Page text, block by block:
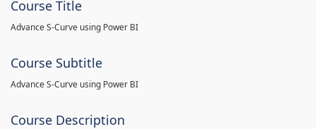
Course Title
Advance S-Curve using Power BI
Course Subtitle
Advance S-Curve using Power BI
Course Description